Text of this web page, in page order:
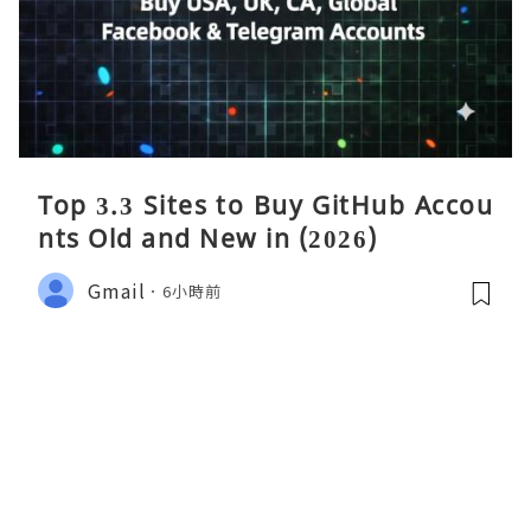
Top 3.3 Sites to Buy GitHub Accou
nts Old and New in (2026)
Gmail 6小時前